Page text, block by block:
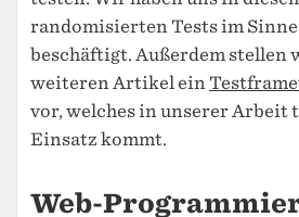
randomisierten Tests im
beschäftigt. Außerdem stellen
weiteren Artikel ein
vor, welches in unserer Arbeit
Einsatz kommt.
Web-